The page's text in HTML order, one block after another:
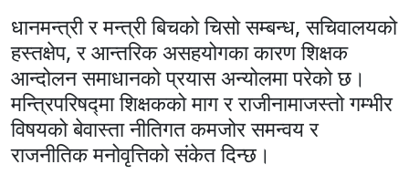
धानमन्त्री र मन्त्री बिचको चिसो सम्बन्ध, सचिवालयको
हस्तक्षेप, र आन्तरिक असहयोगका कारण शिक्षक
आन्दोलन समाधानको प्रयास अन्योलमा परेको छ।
मन्त्रिपरिषद्मा शिक्षकको माग र राजीनामाजस्तो गम्भीर
विषयको बेवास्ता नीतिगत कमजोर समन्वय र
राजनीतिक मनोवृत्तिको संकेत दिन्छ।